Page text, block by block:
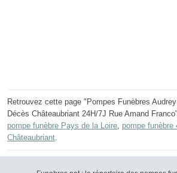
Retrouvez cette page "Pompes Funèbres
Décès Châteaubriant 24H/7J Rue Amand
pompe funèbre Pays de la Loire, pompe funèbre
Châteaubriant.